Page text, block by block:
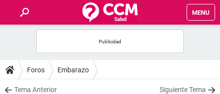
MENU
FOROS
SALUD
Foros Embarazo
Tema Anterior Siguiente Tema